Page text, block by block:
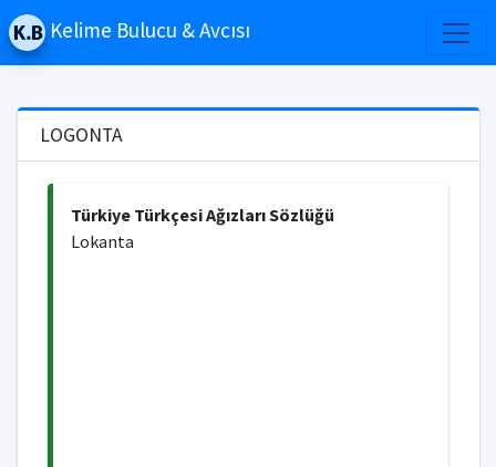
Kelime Bulucu & Avcısı
LOGONTA
Türkiye Türkçesi Ağızları Sözlüğü
Lokanta